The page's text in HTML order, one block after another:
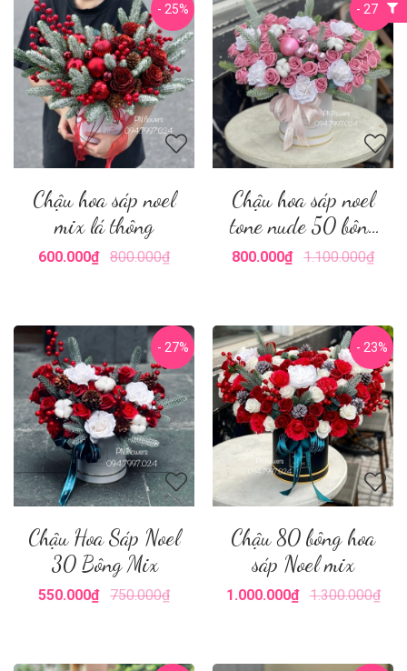
- 25%
Chậu hoa sáp noel
mix lá thông
600.000₫ 800.000₫
- 27%
Chậu hoa sáp noel
tone nude 50 bông
mix
800.000₫ 1.100.000₫
- 27%
Chậu Hoa Sáp Noel
30 Bông Mix
550.000₫ 750.000₫
- 23%
Chậu 80 bông hoa
sáp Noel mix
1.000.000₫ 1.300.000₫